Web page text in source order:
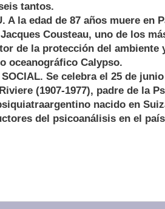
tantos.
A la edad de 87 años muere en
Cousteau, uno de los
de la protección del ambiente
oceanográfico Calypso.
Se celebra el 25 de
(1907-1977), padre de la
nacido en
del psicoanálisis en el